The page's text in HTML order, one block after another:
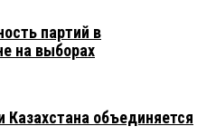
партий в
на выборах
объединяется